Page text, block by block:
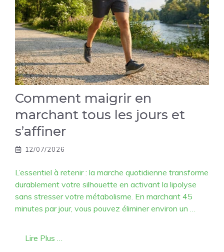
Comment maigrir en
marchant tous les jours et
s’affiner
12/07/2026
L’essentiel à retenir : la marche quotidienne transforme
durablement votre silhouette en activant la lipolyse
sans stresser votre métabolisme. En marchant 45
minutes par jour, vous pouvez éliminer environ un …
Lire Plus …